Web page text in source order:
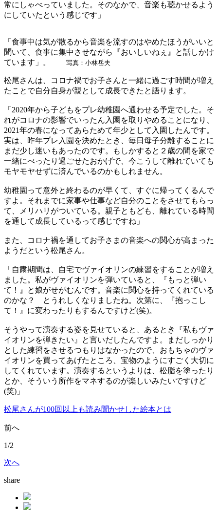
常にしゃべっていました。そのなかで、音楽も聴かせるよう
にしていたという感じです」
「食事中は気が散るから音楽を流すのはやめたほうがいいと
聞いて、食事に集中させながら『おいしいねぇ』と話しかけ
ています」。 写真：小林岳夫
松尾さんは、コロナ禍でお子さんと一緒に過ごす時間が増え
たことで自分自身が親として成長できたと語ります。
「2020年から子どもをプレ幼稚園へ通わせる予定でした。そ
れがコロナの影響でいったん入園を取りやめることになり、
2021年の春になってあらためて年少として入園したんです。
実は、昨年プレ入園を決めたとき、毎日母子分離することに
まだ少し迷いもあったのです。もしかすると２歳の間を家で
一緒にべったり過ごせたおかげで、今こうして離れていても
モヤモヤせずに済んでいるのかもしれません。
幼稚園って意外と終わるのが早くて、すぐに帰ってくるんで
すよ。それまでに家事や仕事など自分のことをさせてもらっ
て、メリハリがついている。親子ともども、離れている時間
を通して成長しているって感じですね」
また、コロナ禍を通してお子さまの音楽への関心が高まった
ようだという松尾さん。
「自粛期間は、自宅でヴァイオリンの練習をすることが増え
ました。私がヴァイオリンを弾いていると、『もっと弾い
て！』と娘がせがむんです。音楽に関心を持ってくれている
のかな？ とうれしくなりましたね。次第に、『抱っこし
て！』に変わったりもするんですけど(笑)。
そうやって演奏する姿を見せていると、あるとき『私もヴァ
イオリンを弾きたい』と言いだしたんですよ。まだしっかり
とした練習をさせるつもりはなかったので、おもちゃのヴァ
イオリンを買ってあげたところ、宝物のようにすごく大切に
してくれています。演奏するというよりは、松脂を塗ったり
とか、そういう所作をマネするのが楽しいみたいですけど
(笑)」
松尾さんが100回以上も読み聞かせした絵本とは
前へ
1/2
次へ
share